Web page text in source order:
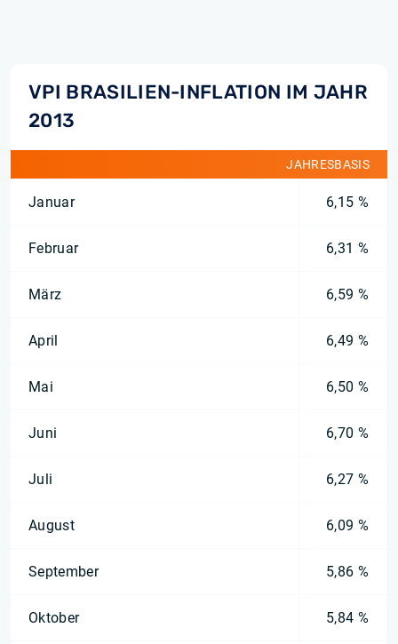
VPI BRASILIEN-INFLATION IM JAHR
2013
JAHRESBASIS
Januar 6,15 %
Februar 6,31 %
März 6,59 %
April 6,49 %
Mai 6,50 %
Juni 6,70 %
Juli 6,27 %
August 6,09 %
September 5,86 %
Oktober 5,84 %